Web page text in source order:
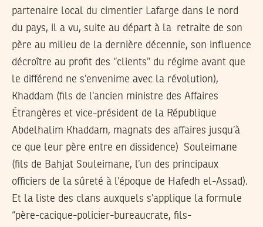
partenaire local du cimentier Lafarge dans le nord
du pays, il a vu, suite au départ à la retraite de son
père au milieu de la dernière décennie, son influence
décroître au profit des ‘’clients’’ du régime avant que
le différend ne s’envenime avec la révolution),
Khaddam (fils de l’ancien ministre des Affaires
Étrangères et vice-président de la République
Abdelhalim Khaddam, magnats des affaires jusqu’à
ce que leur père entre en dissidence) Souleimane
(fils de Bahjat Souleimane, l’un des principaux
officiers de la sûreté à l’époque de Hafedh el-Assad).
Et la liste des clans auxquels s’applique la formule
‘’père-cacique-policier-bureaucrate, fils-